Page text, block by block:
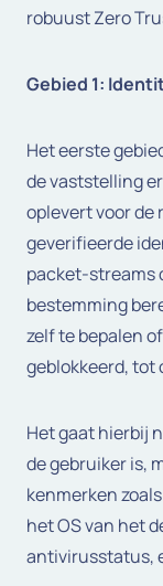
robuust Zero
Gebied 1:
Het eerste
de vaststelling
oplevert voor de
geverifieerde
packet-streams
bestemming
zelf te bepalen
geblokkeerd, tot
Het gaat hierbij
de gebruiker is,
kenmerken
het OS van het
antivirusstatus,